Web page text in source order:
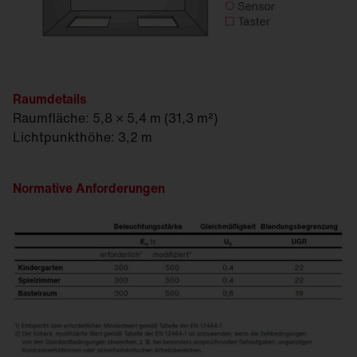
Raumdetails
Raumfläche: 5,8 × 5,4 m (31,3 m²)
Lichtpunkthöhe: 3,2 m
Normative Anforderungen